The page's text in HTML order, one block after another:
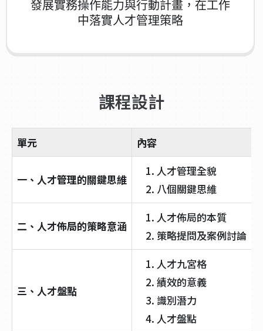
發展實務操作能力與行動計畫，在工作
中落實人才管理策略
課程設計
單元 內容
一、人才管理的關鍵思維
人才管理全貌
八個關鍵思維
二、人才佈局的策略意涵
人才佈局的本質
策略提問及案例討論
三、人才盤點
人才九宮格
績效的意義
識別潛力
人才盤點